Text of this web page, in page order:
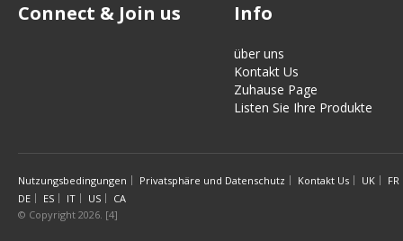
Connect & Join us Info
über uns
Kontakt Us
Zuhause Page
Listen Sie Ihre Produkte
Nutzungsbedingungen Privatsphäre und Datenschutz Kontakt Us UK
FR
DE
ES IT US
CA
© Copyright 2026. [4]